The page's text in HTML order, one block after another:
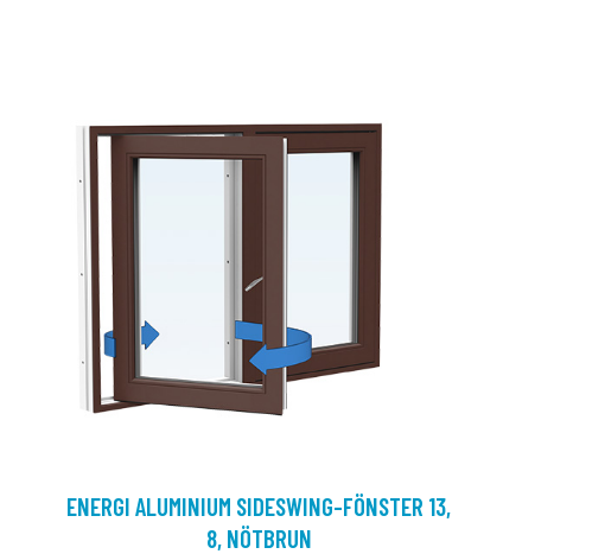
ENERGI ALUMINIUM SIDESWING-FÖNSTER 13,
8, NÖTBRUN